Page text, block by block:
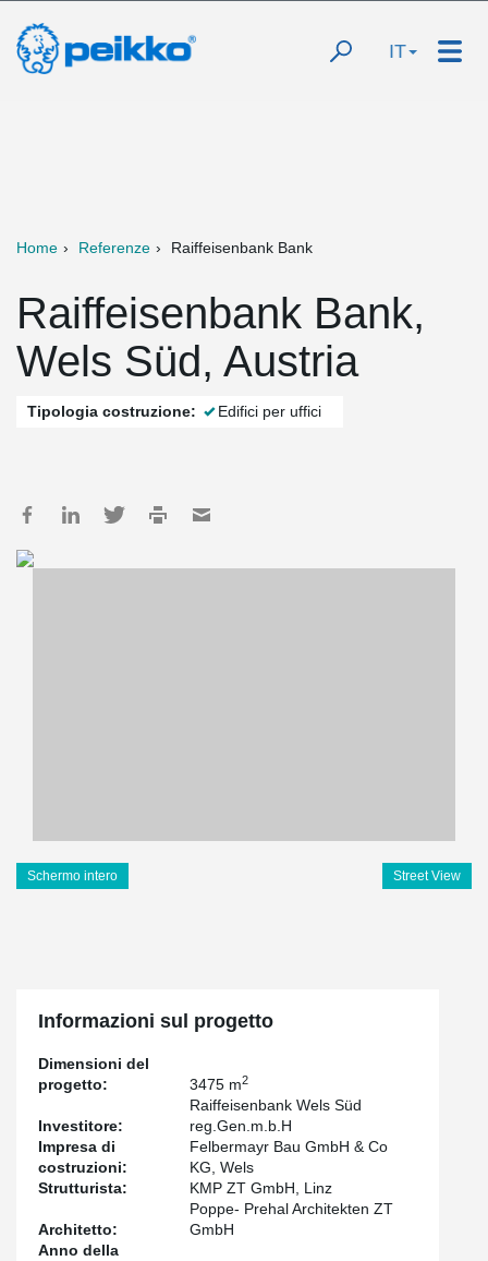
IT
Home Referenze Raiffeisenbank Bank
Raiffeisenbank Bank,
Wels Süd, Austria
Tipologia costruzione: Edifici per uffici
Schermo intero Street View
Informazioni sul progetto
Dimensioni del
progetto:
3475 m2
Investitore:
Raiffeisenbank Wels Süd
reg.Gen.m.b.H
Impresa di
costruzioni:
Felbermayr Bau GmbH & Co
KG, Wels
Strutturista:
KMP ZT GmbH, Linz
Architetto:
Poppe- Prehal Architekten ZT
GmbH
Anno della